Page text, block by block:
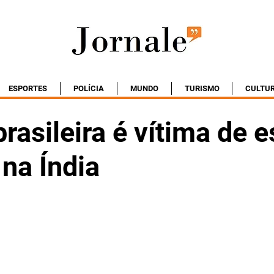
ESPORTES POLÍCIA MUNDO TURISMO
é vítima de
Índia